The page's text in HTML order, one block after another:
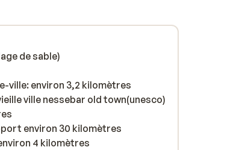
de sable)
ville: environ 3,2 kilomètres
ville nessebar old town(unesco)
environ 30 kilomètres
4 kilomètres